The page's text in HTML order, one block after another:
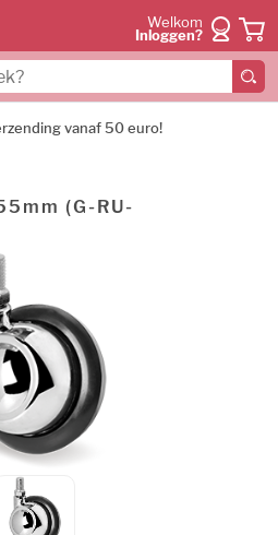
Welkom
Inloggen?
vanaf 50 euro!
(G-RU-